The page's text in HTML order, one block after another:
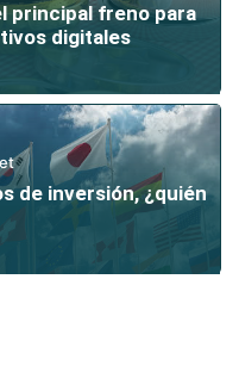
principal freno para
digitales
de inversión, ¿quién